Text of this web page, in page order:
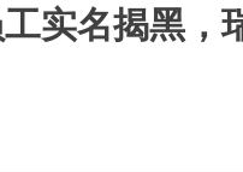
实名揭黑，